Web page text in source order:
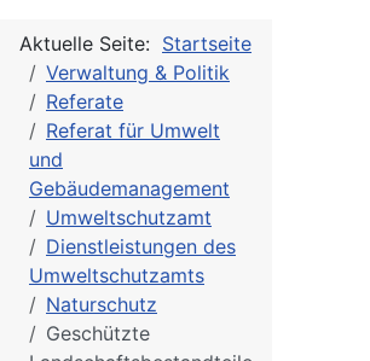
Aktuelle Seite: Startseite
Verwaltung & Politik
Referate
Referat für Umwelt
und
Gebäudemanagement
Umweltschutzamt
Dienstleistungen des
Umweltschutzamts
Naturschutz
Geschützte